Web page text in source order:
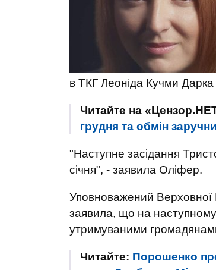
в ТКГ Леоніда Кучми
Читайте на
грудня та обмін
"Наступне засідання
січня", - заявила Оліфер.
Уповноважений Верховної
заявила, що на
утримуваними
Читайте: Порошенко